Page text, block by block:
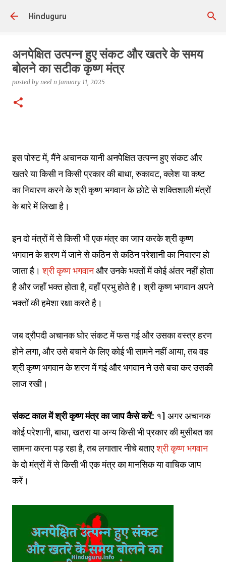
Hinduguru
अनपेक्षित उत्पन्न हुए संकट और खतरे के समय
बोलने का सटीक कृष्ण मंत्र
posted by neel n January 11, 2025
इस पोस्ट में, मैंने अचानक यानी अनपेक्षित उत्पन्न हुए संकट और
खतरे या किसी न किसी प्रकार की बाधा, रुकावट, क्लेश या कष्ट
का निवारण करने के श्री कृष्ण भगवान के छोटे से शक्तिशाली मंत्रों
के बारे में लिखा है।
इन दो मंत्रों में से किसी भी एक मंत्र का जाप करके श्री कृष्ण
भगवान के शरण में जाने से कठिन से कठिन परेशानी का निवारण हो
जाता है।श्री कृष्ण भगवानऔर उनके भक्तों में कोई अंतर नहीं होता
है और जहाँ भक्त होता है, वहाँ प्रभु होते है। श्री कृष्ण भगवान अपने
भक्तों की हमेशा रक्षा करते है।
जब द्रौपदी अचानक घोर संकट में फस गई और उसका वस्त्र हरण
होने लगा, और उसे बचाने के लिए कोई भी सामने नहीं आया, तब वह
श्री कृष्ण भगवान के शरण में गई और भगवान ने उसे बचा कर उसकी
लाज रखी।
संकट काल में श्री कृष्ण मंत्र का जाप कैसे करें: १] अगर अचानक
कोई परेशानी, बाधा, खतरा या अन्य किसी भी प्रकार की मुसीबत का
सामना करना पड़ रहा है, तब लगातार नीचे बताएश्री कृष्ण भगवान
के दो मंत्रों में से किसी भी एक मंत्र का मानसिक या वाचिक जाप
करें।